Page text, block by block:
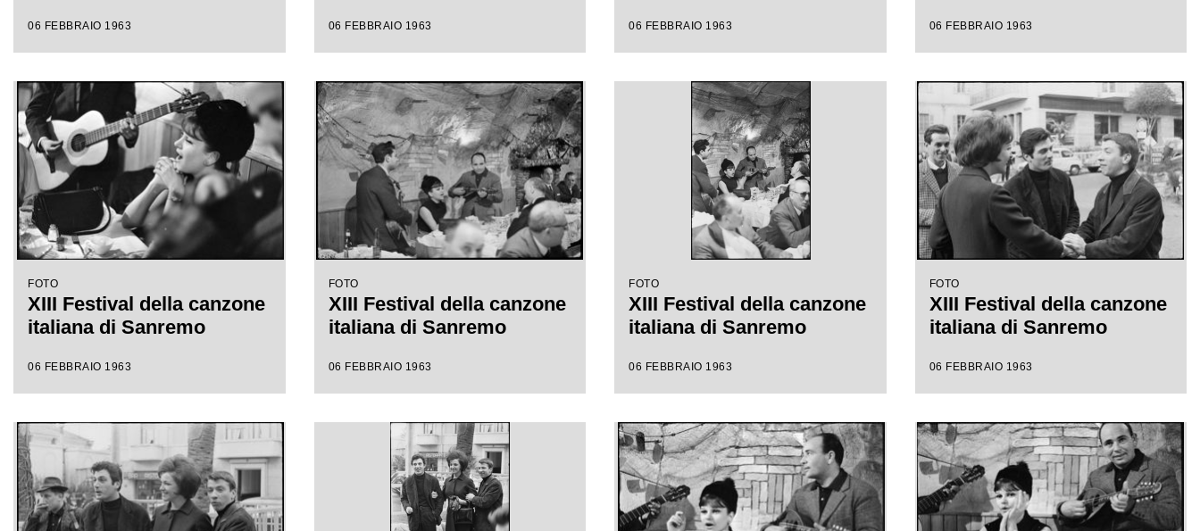
06 FEBBRAIO 1963 06 FEBBRAIO 1963 06 FEBBRAIO 1963 06 FEBBRAIO 1963
FOTO
XIII Festival della canzone
italiana di Sanremo
06 FEBBRAIO 1963
FOTO
XIII Festival della canzone
italiana di Sanremo
06 FEBBRAIO 1963
FOTO
XIII Festival della canzone
italiana di Sanremo
06 FEBBRAIO 1963
FOTO
XIII Festival della canzone
italiana di Sanremo
06 FEBBRAIO 1963